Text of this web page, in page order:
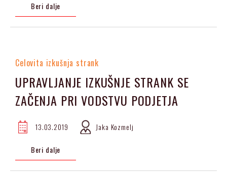
Beri dalje
Celovita izkušnja strank
UPRAVLJANJE IZKUŠNJE STRANK SE
ZAČENJA PRI VODSTVU PODJETJA
13.03.2019 Jaka Kozmelj
Beri dalje